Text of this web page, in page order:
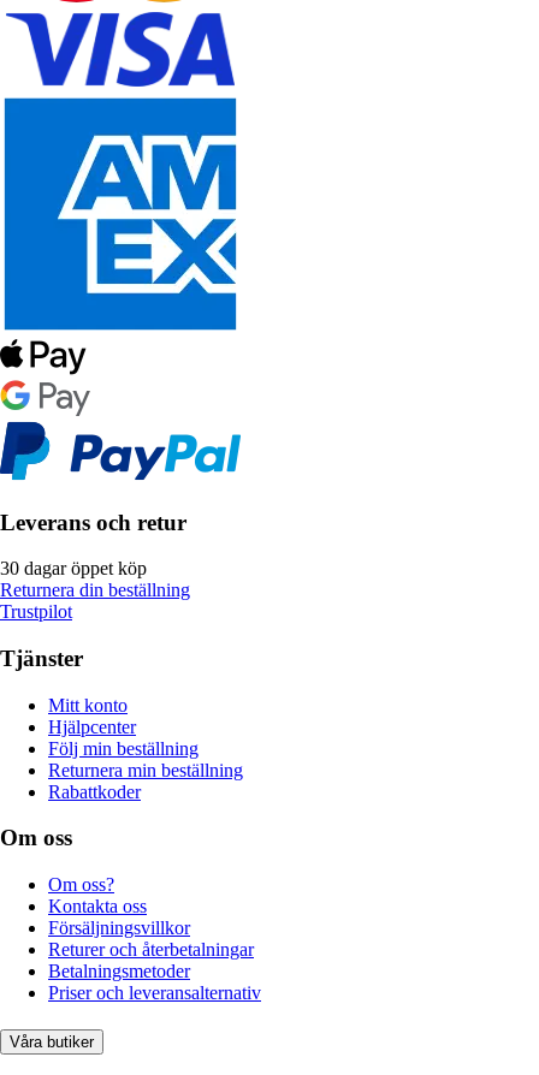
Leverans och retur
30 dagar öppet köp
Returnera din beställning
Trustpilot
Tjänster
Mitt konto
Hjälpcenter
Följ min beställning
Returnera min beställning
Rabattkoder
Om oss
Om oss?
Kontakta oss
Försäljningsvillkor
Returer och återbetalningar
Betalningsmetoder
Priser och leveransalternativ
Våra butiker